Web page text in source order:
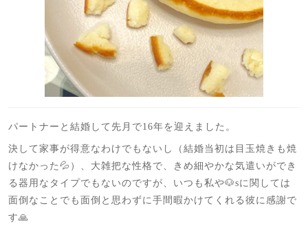
パートナーと結婚して先月で16年を迎えました。
決して家事が得意なわけでもないし（結婚当初は目玉焼きも焼
けなかった💦）、大雑把な性格で、きめ細やかな気遣いができ
る器用なタイプでもないのですが、いつも私や🐶sに関しては
面倒なことでも面倒と思わずに手間暇かけてくれる彼に感謝で
す🙏